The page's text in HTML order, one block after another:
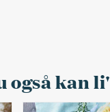
også kan li'